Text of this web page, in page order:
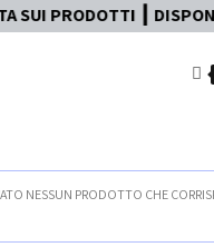
┃
NESSUN PRODOTTO CHE